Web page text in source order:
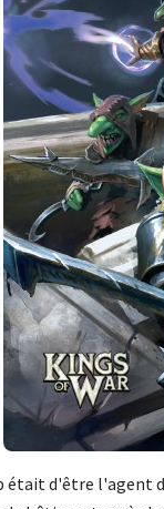
était d'être l'agent